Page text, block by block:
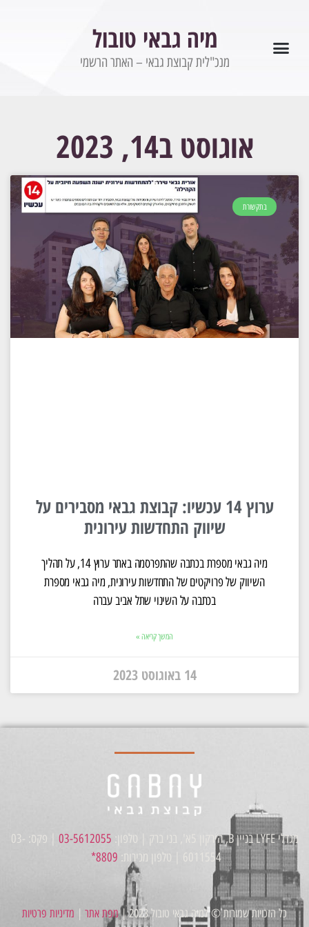
מיה גבאי טובול
מנכ"לית קבוצת גבאי – האתר הרשמי
אוגוסט ב14, 2023
בתקשורת
ערוץ 14 עכשיו: קבוצת גבאי מסבירים על
שיווק התחדשות עירונית
מיה גבאי מספרת בכתבה שהתפרסמה באתר ערוץ 14, על תהליך
השיווק של פרויקטים של התחדשות עירונית, מיה גבאי מספרת
בכתבה על השינוי שתל אביב עברה
המשך קריאה »
14 באוגוסט 2023
מגדלי LYFE בניין B, הירקון 5א', בני ברק | טלפון: 03-5612055
| פקס: 03-
6011554 | טלפון מכירות:
8809*
כל הזכויות שמורות © למיה גבאי טובול 2023 | מפת אתר מדיניות פרטיות